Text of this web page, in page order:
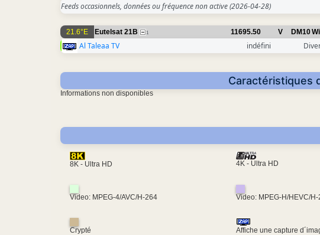
Feeds occasionnels, données ou fréquence non active(2026-04-28)
21.6°E Eutelsat 21B 1 11695.50 V DM10
Al Taleaa TV indéfini
Caractéristiques
Informations non disponibles
8K - Ultra HD 4K - Ultra HD
Video: MPEG-4/AVC/H-264 Video: MPEG-H/HEVC/H-
Crypté Affiche une capture